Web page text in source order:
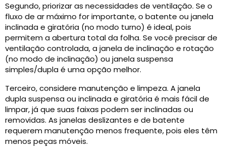
Segundo, priorizar as necessidades de ventilação. Se o
fluxo de ar máximo for importante, o batente ou janela
inclinada e giratória (no modo turno) é ideal, pois
permitem a abertura total da folha. Se você precisar de
ventilação controlada, a janela de inclinação e rotação
(no modo de inclinação) ou janela suspensa
simples/dupla é uma opção melhor.
Terceiro, considere manutenção e limpeza. A janela
dupla suspensa ou inclinada e giratória é mais fácil de
limpar, já que suas faixas podem ser inclinadas ou
removidas. As janelas deslizantes e de batente
requerem manutenção menos frequente, pois eles têm
menos peças móveis.